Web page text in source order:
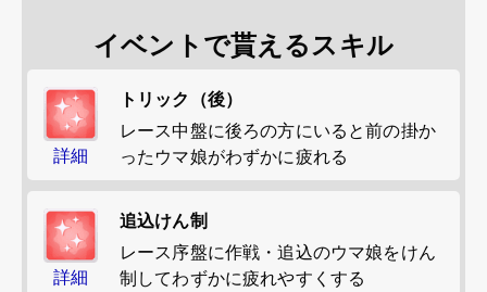
イベントで貰えるスキル
詳細
トリック（後）
レース中盤に後ろの方にいると前の掛か
ったウマ娘がわずかに疲れる
詳細
追込けん制
レース序盤に作戦・追込のウマ娘をけん
制してわずかに疲れやすくする